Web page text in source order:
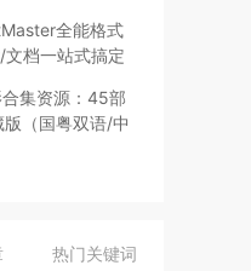
全能格式
档一站式搞定
集资源：45部
（国粤双语/中
热门关键词